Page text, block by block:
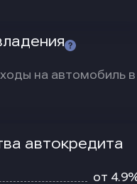
на автомобиль в
автокредита
от